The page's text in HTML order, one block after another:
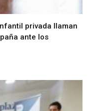
privada llaman
ante los